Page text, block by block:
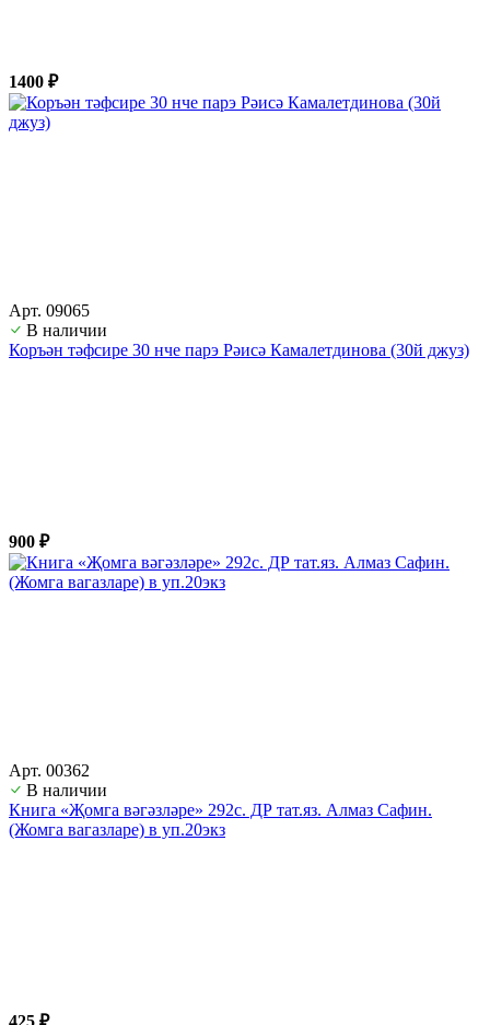
1400 ₽
Арт. 09065
В наличии
Коръән тәфсире 30 нче парэ Рәисә Камалетдинова (30й джуз)
900 ₽
Арт. 00362
В наличии
Книга «Җомга вәгәзләре» 292с. ДР тат.яз. Алмаз Сафин.
(Жомга вагазларе) в уп.20экз
425 ₽